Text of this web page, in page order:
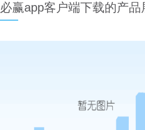
必赢app客户端下载的产品